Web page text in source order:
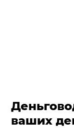
ваших